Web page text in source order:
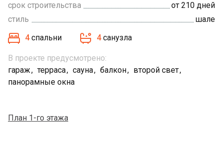
срок строительства
от 210 дней
стиль
шале
4 спальни 4 санузла
В проекте предусмотрено:
гараж
терраса сауна балкон
второй свет
панорамные окна
План 1-го этажа